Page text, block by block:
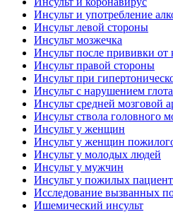
Инсульт и употребление
Инсульт левой стороны
Инсульт мозжечка
Инсульт после прививки от
Инсульт правой стороны
Инсульт при
Инсульт с нарушением
Инсульт средней мозговой
Инсульт ствола головного
Инсульт у женщин
Инсульт у женщин пожилого
Инсульт у молодых людей
Инсульт у мужчин
Инсульт у пожилых
Исследование вызванных
Ишемический инсульт